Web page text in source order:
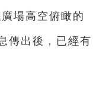
場高空俯瞰的
傳出後，已經有